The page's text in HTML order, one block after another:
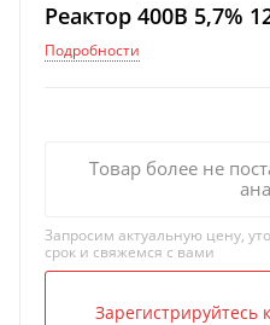
Реактор 400В 5,7%
Подробности
Товар более не
Запросим актуальную цену,
срок и свяжемся с вами